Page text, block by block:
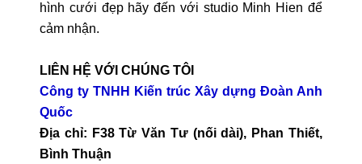
hình cưới đẹp hãy đến với studio Minh Hien để
cảm nhận.
LIÊN HỆ VỚI CHÚNG TÔI
Công ty TNHH Kiến trúc Xây dựng Đoàn Anh
Quốc
Địa chỉ: F38 Từ Văn Tư (nối dài), Phan Thiết,
Bình Thuận